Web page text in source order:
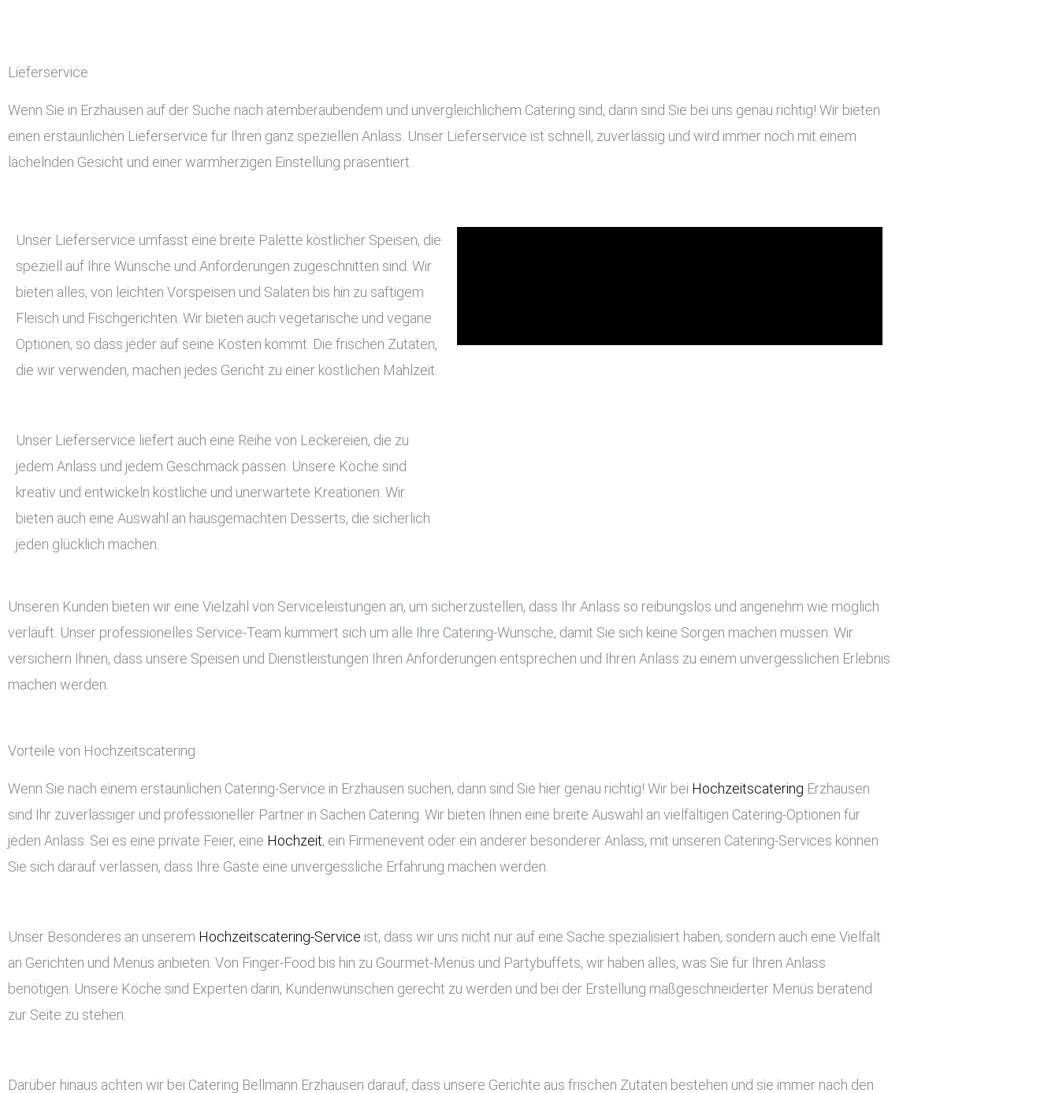
Lieferservice
Wenn Sie in Erzhausen auf der Suche nach atemberaubendem und unvergleichlichem Catering sind, dann sind Sie bei uns genau richtig! Wir bieten
einen erstaunlichen Lieferservice für Ihren ganz speziellen Anlass. Unser Lieferservice ist schnell, zuverlässig und wird immer noch mit einem
lächelnden Gesicht und einer warmherzigen Einstellung präsentiert.
Unser Lieferservice umfasst eine breite Palette köstlicher Speisen, die
speziell auf Ihre Wünsche und Anforderungen zugeschnitten sind. Wir
bieten alles, von leichten Vorspeisen und Salaten bis hin zu saftigem
Fleisch und Fischgerichten. Wir bieten auch vegetarische und vegane
Optionen, so dass jeder auf seine Kosten kommt. Die frischen Zutaten,
die wir verwenden, machen jedes Gericht zu einer köstlichen Mahlzeit.
Unser Lieferservice liefert auch eine Reihe von Leckereien, die zu
jedem Anlass und jedem Geschmack passen. Unsere Köche sind
kreativ und entwickeln köstliche und unerwartete Kreationen. Wir
bieten auch eine Auswahl an hausgemachten Desserts, die sicherlich
jeden glücklich machen.
Unseren Kunden bieten wir eine Vielzahl von Serviceleistungen an, um sicherzustellen, dass Ihr Anlass so reibungslos und angenehm wie möglich
verläuft. Unser professionelles Service-Team kümmert sich um alle Ihre Catering-Wünsche, damit Sie sich keine Sorgen machen müssen. Wir
versichern Ihnen, dass unsere Speisen und Dienstleistungen Ihren Anforderungen entsprechen und Ihren Anlass zu einem unvergesslichen Erlebnis
machen werden.
Vorteile von Hochzeitscatering
Wenn Sie nach einem erstaunlichen Catering-Service in Erzhausen suchen, dann sind Sie hier genau richtig! Wir bei Hochzeitscatering Erzhausen
sind Ihr zuverlässiger und professioneller Partner in Sachen Catering. Wir bieten Ihnen eine breite Auswahl an vielfältigen Catering-Optionen für
jeden Anlass. Sei es eine private Feier, eine Hochzeit, ein Firmenevent oder ein anderer besonderer Anlass, mit unseren Catering-Services können
Sie sich darauf verlassen, dass Ihre Gäste eine unvergessliche Erfahrung machen werden.
Unser Besonderes an unserem Hochzeitscatering-Service ist, dass wir uns nicht nur auf eine Sache spezialisiert haben, sondern auch eine Vielfalt
an Gerichten und Menüs anbieten. Von Finger-Food bis hin zu Gourmet-Menüs und Partybuffets, wir haben alles, was Sie für Ihren Anlass
benötigen. Unsere Köche sind Experten darin, Kundenwünschen gerecht zu werden und bei der Erstellung maßgeschneiderter Menüs beratend
zur Seite zu stehen.
Darüber hinaus achten wir bei Catering Bellmann Erzhausen darauf, dass unsere Gerichte aus frischen Zutaten bestehen und sie immer nach den